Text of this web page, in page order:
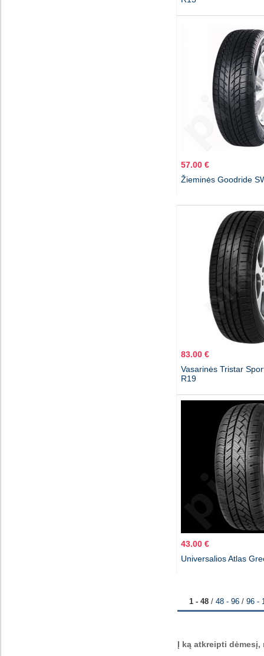
57.00 €
Žieminės Goodride
83.00 €
Vasarinės Tristar
R19
43.00 €
Universalios Atlas
1 - 48/ 48 - 96/ 96 -
Į ką atkreipti